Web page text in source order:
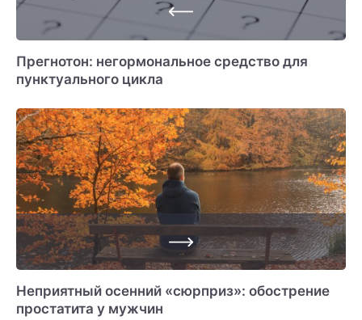
Прегнотон: негормональное средство для
пунктуального цикла
Неприятный осенний «сюрприз»: обострение
простатита у мужчин